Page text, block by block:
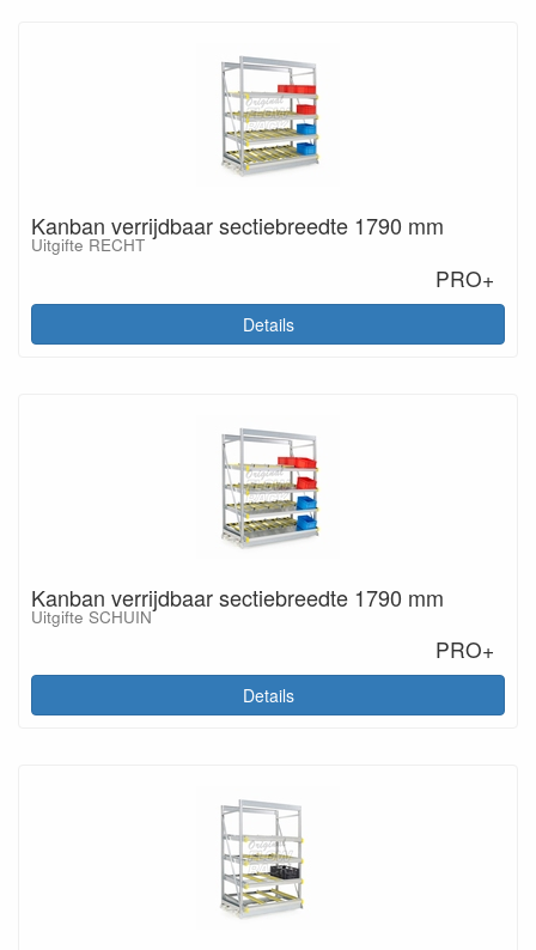
Kanban verrijdbaar sectiebreedte 1790 mm
Uitgifte RECHT
PRO+
Details
Kanban verrijdbaar sectiebreedte 1790 mm
Uitgifte SCHUIN
PRO+
Details